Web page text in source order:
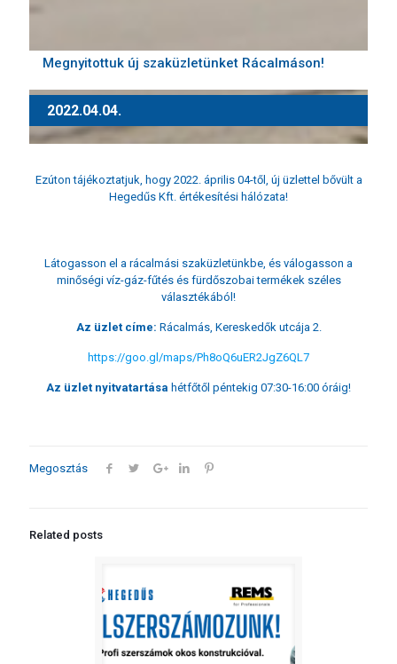
Megnyitottuk új szaküzletünket Rácalmáson!
2022.04.04.
Ezúton tájékoztatjuk, hogy 2022. április 04-től, új üzlettel bővült a
Hegedűs Kft. értékesítési hálózata!
Látogasson el a rácalmási szaküzletünkbe, és válogasson a
minőségi víz-gáz-fűtés és fürdőszobai termékek széles
választékából!
Az üzlet címe: Rácalmás, Kereskedők utcája 2.
https://goo.gl/maps/Ph8oQ6uER2JgZ6QL7
Az üzlet nyitvatartása hétfőtől péntekig 07:30-16:00 óráig!
Megosztás
Related posts